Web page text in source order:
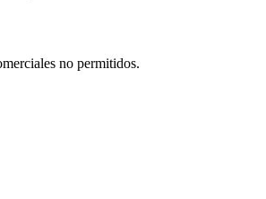
no permitidos.